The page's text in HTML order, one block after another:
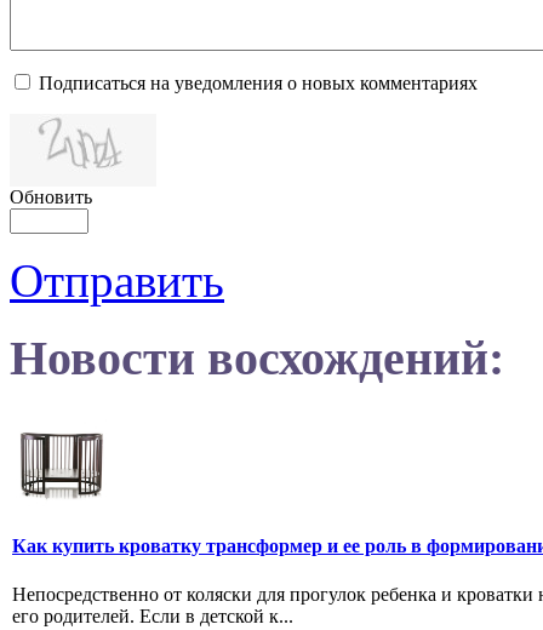
Подписаться на уведомления о новых комментариях
Обновить
Отправить
Новости восхождений:
Как купить кроватку трансформер и ее роль в
Непосредственно от коляски для прогулок ребенка и
его родителей. Если в детской к...